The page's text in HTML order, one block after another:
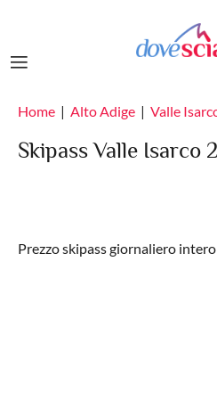
Home Alto Adige Valle
Skipass Valle Isarco
Prezzo skipass giornaliero